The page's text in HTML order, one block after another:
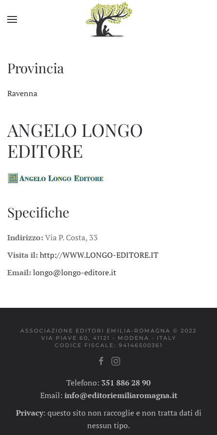
Skip to main content
Provincia
Ravenna
ANGELO LONGO
EDITORE
Specifiche
Indirizzo:Via P. Costa, 33
Visita il:http://WWW.LONGO-EDITORE.IT
Email:longo@longo-editore.it
ASSOCIAZIONE EDITORI EMILIA-ROMAGNA © 2022
VIA PIAVE 60, 41121 - MODENA - ITALY
CODICE FISCALE: 94146500361
Telefono: 351 886 28 90
Email: info@editoriemiliaromagna.it
Privacy: questo sito non raccoglie e non tratta dati di
nessun tipo.